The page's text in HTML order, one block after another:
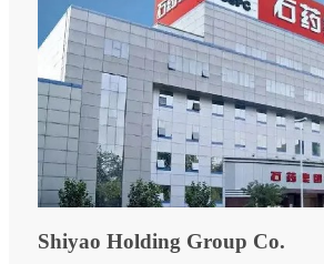
Shiyao Holding Group Co.